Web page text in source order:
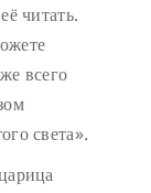
читать.
всего
света».